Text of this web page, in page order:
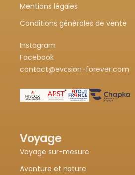
Mentions légales
Conditions générales de vente
Instagram
Facebook
contact@evasion-forever.com
Voyage
Voyage sur-mesure
Aventure et nature